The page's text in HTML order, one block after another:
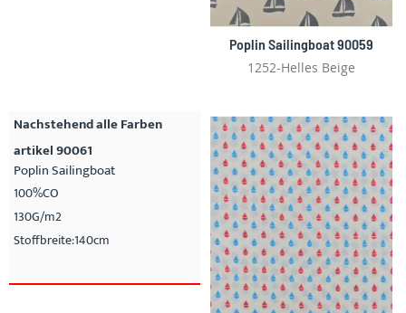
Poplin Sailingboat 90059
1252-Helles Beige
Nachstehend alle Farben
artikel 90061
Poplin Sailingboat
100%CO
130G/m2
Stoffbreite:140cm